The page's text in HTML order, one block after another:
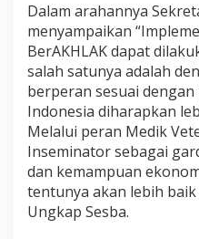
Dalam arahannya
menyampaikan
BerAKHLAK dapat
salah satunya adalah
berperan sesuai
Indonesia diharapkan
Melalui peran Medik
Inseminator sebagai
dan kemampuan
tentunya akan lebih
Ungkap Sesba.